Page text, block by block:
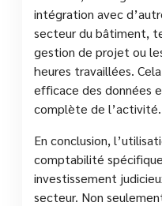
intégration avec
secteur du bâtiment,
gestion de projet ou
heures travaillées.
efficace des données
complète de l’activité.
En conclusion,
comptabilité
investissement
secteur. Non